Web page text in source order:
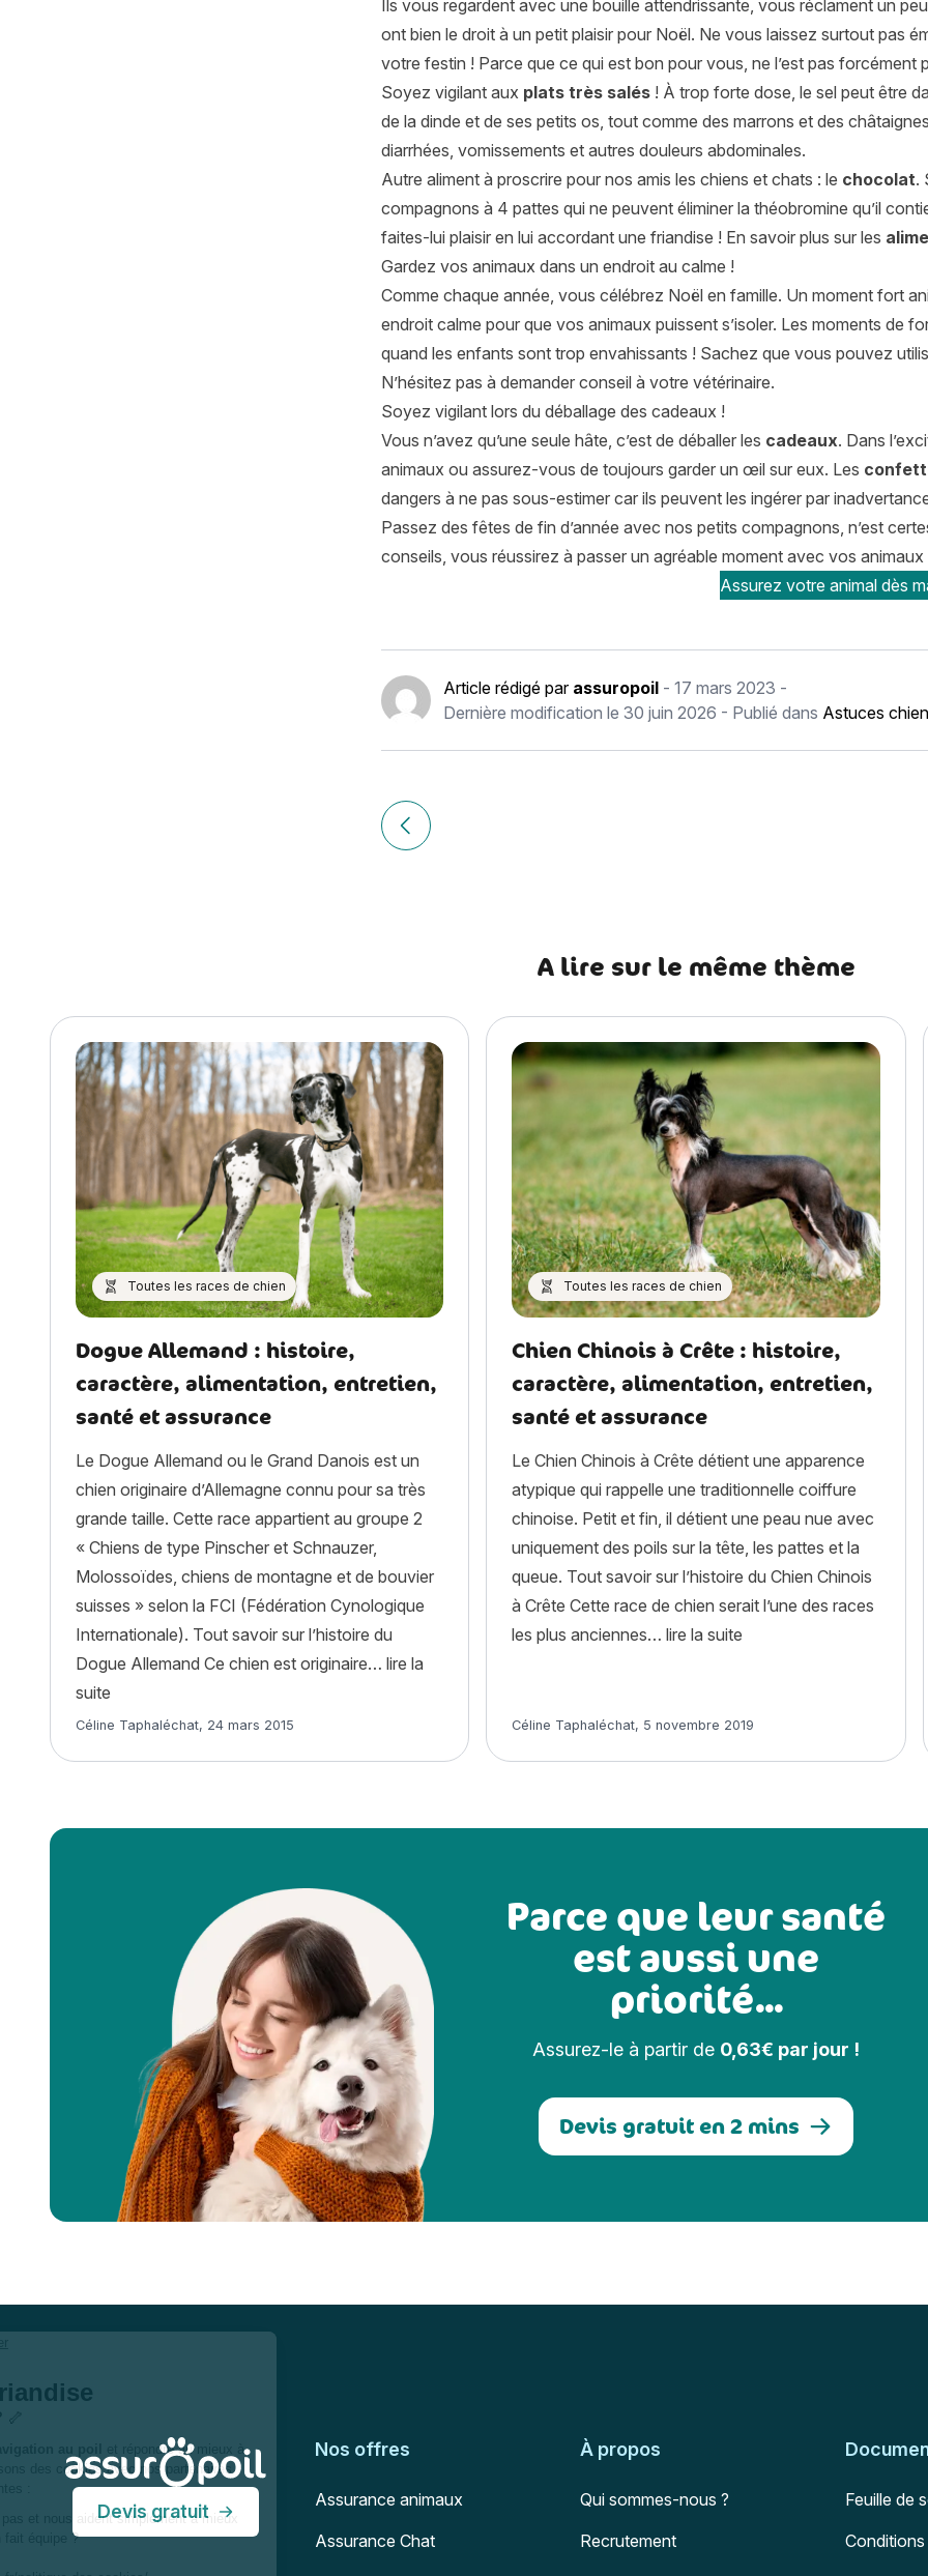
Ils vous regardent avec une bouille attendrissante, vous réclament un
ont bien le droit à un petit plaisir pour Noël. Ne vous laissez surtout pas
votre festin ! Parce que ce qui est bon pour vous, ne l’est pas forcément
Soyez vigilant aux plats très salés ! À trop forte dose, le sel peut être
de la dinde et de ses petits os, tout comme des marrons et des
diarrhées, vomissements et autres douleurs abdominales.
Autre aliment à proscrire pour nos amis les chiens et chats : le chocolat.
compagnons à 4 pattes qui ne peuvent éliminer la théobromine qu’il
faites-lui plaisir en lui accordant une friandise ! En savoir plus sur les
Gardez vos animaux dans un endroit au calme !
Comme chaque année, vous célébrez Noël en famille. Un moment fort
endroit calme pour que vos animaux puissent s’isoler. Les moments de
quand les enfants sont trop envahissants ! Sachez que vous pouvez
N’hésitez pas à demander conseil à votre vétérinaire.
Soyez vigilant lors du déballage des cadeaux !
Vous n’avez qu’une seule hâte, c’est de déballer les cadeaux. Dans
animaux ou assurez-vous de toujours garder un œil sur eux. Les
dangers à ne pas sous-estimer car ils peuvent les ingérer par
Passez des fêtes de fin d’année avec nos petits compagnons, n’est
conseils, vous réussirez à passer un agréable moment avec vos
Assurez votre animal dès
Article rédigé par assuropoil - 17 mars 2023 -
Dernière modification le 30 juin 2026 - Publié dans Astuces chien
Navigation
de
Article précédent Occuper son chien : comment occuper son chien
A lire sur le même thème
Toutes les races de chien
Dogue Allemand : histoire,
caractère, alimentation, entretien,
santé et assurance
Le Dogue Allemand ou le Grand Danois est un
chien originaire d’Allemagne connu pour sa très
grande taille. Cette race appartient au groupe 2
« Chiens de type Pinscher et Schnauzer,
Molossoïdes, chiens de montagne et de bouvier
suisses » selon la FCI (Fédération Cynologique
Internationale). Tout savoir sur l’histoire du
Dogue Allemand Ce chien est originaire… lire la
suite
Article rédigé par
Céline Taphaléchat, 24 mars 2015
Toutes les races de chien
Chien Chinois à Crête : histoire,
caractère, alimentation, entretien,
santé et assurance
Le Chien Chinois à Crête détient une apparence
atypique qui rappelle une traditionnelle coiffure
chinoise. Petit et fin, il détient une peau nue avec
uniquement des poils sur la tête, les pattes et la
queue. Tout savoir sur l’histoire du Chien Chinois
à Crête Cette race de chien serait l’une des races
les plus anciennes…lire la suite « Chien Chinois à
Article rédigé par
Céline Taphaléchat, 5 novembre 2019
Parce que leur santé
est aussi une
priorité...
Assurez-le à partir de 0,63€ par jour !
Devis gratuit en 2 mins
Devis gratuit
Nos offres
Assurance animaux
Assurance Chat
À propos
Qui sommes-nous ?
Recrutement
Feuille de